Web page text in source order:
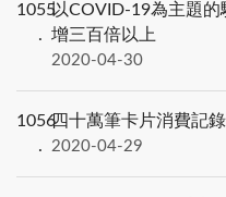
1055以COVID-19為主題的
增三百倍以上
2020-04-30
1056四十萬筆卡片消費記
2020-04-29